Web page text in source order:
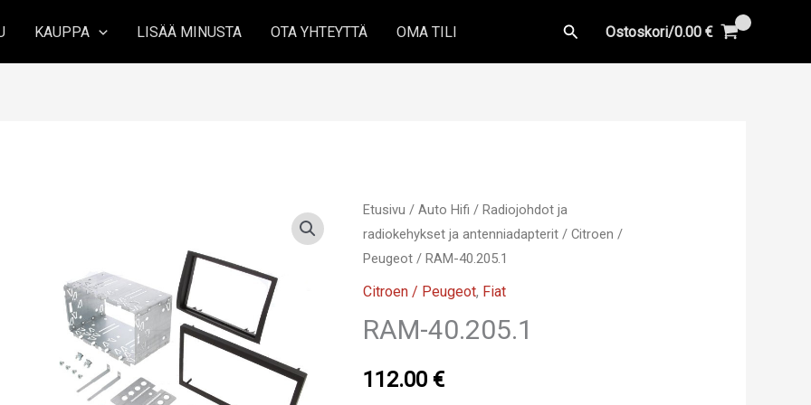
KAUPPA LISÄÄ MINUSTA OTA YHTEYTTÄ OMA TILI Hae Ostoskori/0.00 €
Etusivu /Auto Hifi / Radiojohdot ja
radiokehykset ja antenniadapterit /Citroen /
Peugeot / RAM-40.205.1
Citroen / Peugeot, Fiat
RAM-40.205.1
112.00€